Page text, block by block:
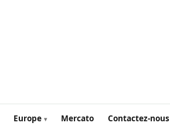
Europe Mercato Contactez-nous